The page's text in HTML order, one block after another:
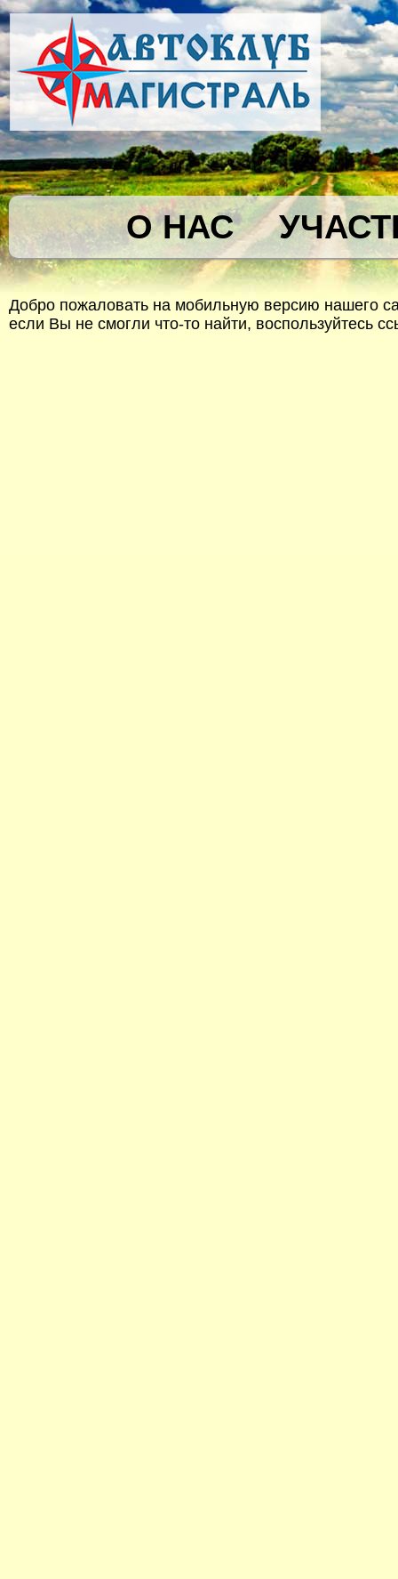
О НАС
Добро пожаловать на мобильную версию нашего
если Вы не смогли что-то найти, воспользуйтесь